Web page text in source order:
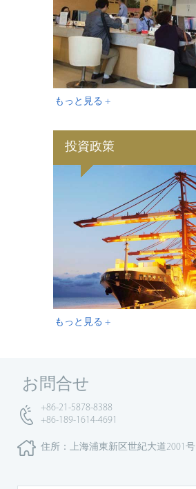
もっと見る +
投資政策
もっと見る +
お問合せ
+86-21-5878-8388
+86-189-1614-4691
住所：上海浦東新区世紀大道2001号